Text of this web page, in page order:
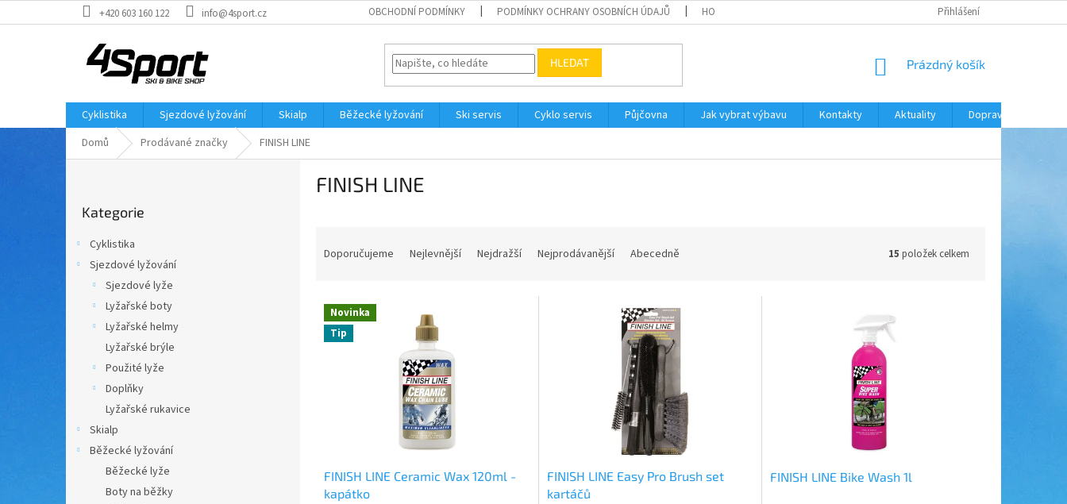
na
+420 603 160 122 info@4sport.cz OBCHODNÍ PODMÍNKY PODMÍNKY OCHRANY OSOBNÍCH ÚDAJŮ HODNOCENÍ OBCHODU Přihlášení
HLEDAT
NÁKUPNÍ
Prázdný košík
Cyklistika Sjezdové lyžování Skialp Běžecké lyžování Ski servis Cyklo servis Půjčovna Jak vybrat výbavu Kontakty Aktuality
Doprava a platba
Domů
Prodávané značky FINISH LINE
kategorie
Kategorie
Cyklistika
Sjezdové lyžování
Sjezdové lyže
Lyžařské boty
Lyžařské helmy
Lyžařské brýle
Použité lyže
Doplňky
Lyžařské rukavice
Skialp
Běžecké lyžování
Běžecké lyže
Boty na běžky
FINISH LINE
n
p
Doporučujeme Nejlevnější Nejdražší Nejprodávanější Abecedně 15 položek celkem
V
p
Novinka
Tip
FINISH LINE Ceramic Wax 120ml -
kapátko
FINISH LINE Easy Pro Brush set
kartáčů
FINISH LINE Bike Wash 1l